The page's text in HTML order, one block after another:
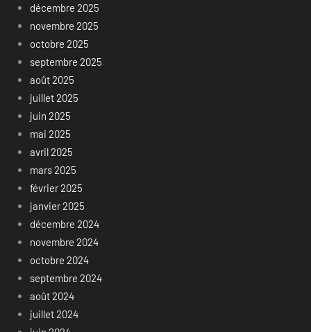
décembre 2025
novembre 2025
octobre 2025
septembre 2025
août 2025
juillet 2025
juin 2025
mai 2025
avril 2025
mars 2025
février 2025
janvier 2025
décembre 2024
novembre 2024
octobre 2024
septembre 2024
août 2024
juillet 2024